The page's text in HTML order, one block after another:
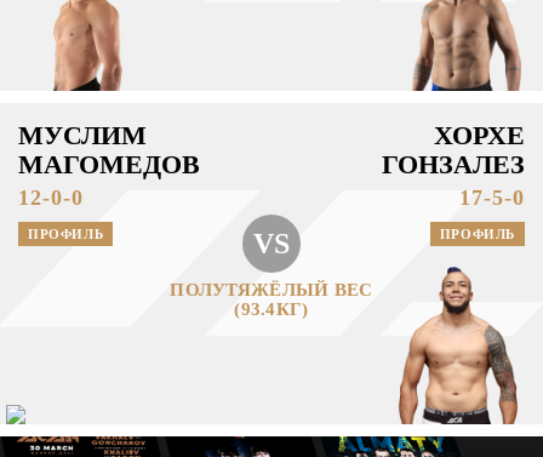
МУСЛИМ
МАГОМЕДОВ
12-0-0
ПРОФИЛЬ VS
ПОЛУТЯЖЁЛЫЙ ВЕС
(93.4КГ)
ХОРХЕ
ГОНЗАЛЕЗ
17-5-0
ПРОФИЛЬ